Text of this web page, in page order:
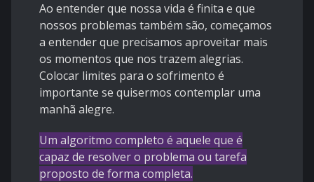
Ao entender que nossa vida é finita e que
nossos problemas também são, começamos
a entender que precisamos aproveitar mais
os momentos que nos trazem alegrias.
Colocar limites para o sofrimento é
importante se quisermos contemplar uma
manhã alegre.
Um algoritmo completo é aquele que é
capaz de resolver o problema ou tarefa
proposto de forma completa.